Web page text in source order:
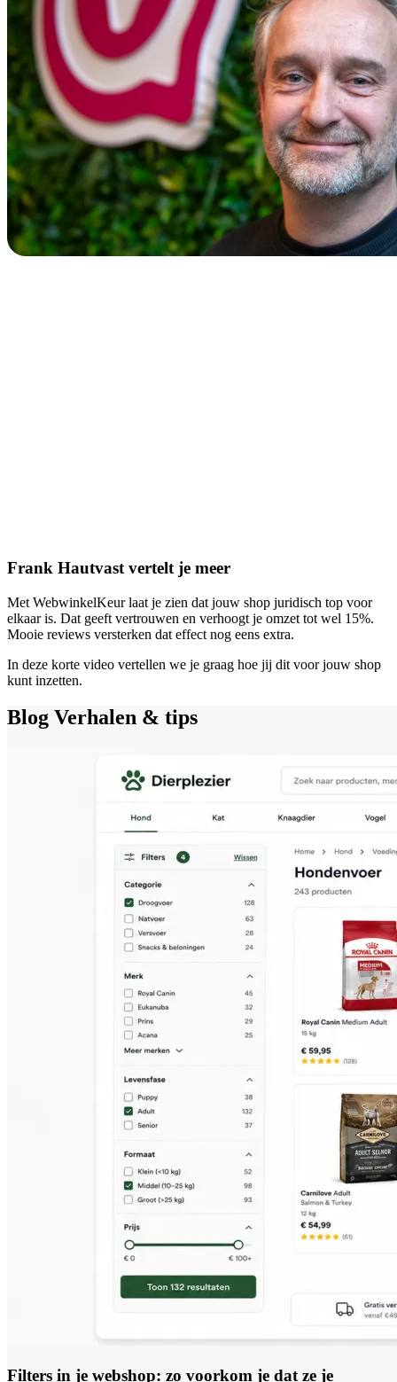
Frank Hautvast vertelt je meer
Met WebwinkelKeur laat je zien dat jouw shop juridisch top voor
elkaar is. Dat geeft vertrouwen en verhoogt je omzet tot wel 15%.
Mooie reviews versterken dat effect nog eens extra.
In deze korte video vertellen we je graag hoe jij dit voor jouw shop
kunt inzetten.
Blog Verhalen & tips
Filters in je webshop: zo voorkom je dat ze je